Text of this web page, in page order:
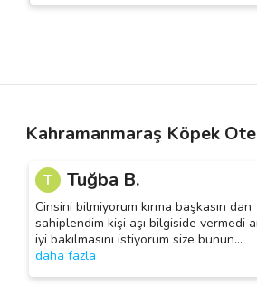
Kahramanmaraş Köpek
T Tuğba B.
Cinsini bilmiyorum kırma başkasın dan
sahiplendim kişi aşı bilgiside vermedi
iyi bakılmasını istiyorum size bunun…
daha fazla